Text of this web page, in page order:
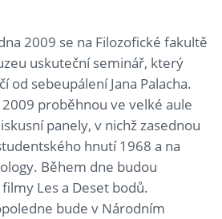
2009 se na Filozofické fakultě
uskuteční seminář, který
od sebeupálení Jana Palacha.
proběhnou ve velké aule
panely, v nichž zasednou
hnutí 1968 a na
Během dne budou
Les a Deset bodů.
bude v Národním